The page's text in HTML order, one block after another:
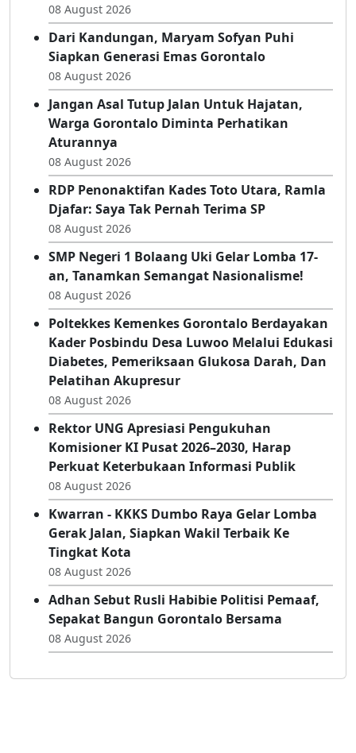
08 August 2026
Dari Kandungan, Maryam Sofyan Puhi
Siapkan Generasi Emas Gorontalo
08 August 2026
Jangan Asal Tutup Jalan Untuk Hajatan,
Warga Gorontalo Diminta Perhatikan
Aturannya
08 August 2026
RDP Penonaktifan Kades Toto Utara, Ramla
Djafar: Saya Tak Pernah Terima SP
08 August 2026
SMP Negeri 1 Bolaang Uki Gelar Lomba 17-
an, Tanamkan Semangat Nasionalisme!
08 August 2026
Poltekkes Kemenkes Gorontalo Berdayakan
Kader Posbindu Desa Luwoo Melalui Edukasi
Diabetes, Pemeriksaan Glukosa Darah, Dan
Pelatihan Akupresur
08 August 2026
Rektor UNG Apresiasi Pengukuhan
Komisioner KI Pusat 2026–2030, Harap
Perkuat Keterbukaan Informasi Publik
08 August 2026
Kwarran - KKKS Dumbo Raya Gelar Lomba
Gerak Jalan, Siapkan Wakil Terbaik Ke
Tingkat Kota
08 August 2026
Adhan Sebut Rusli Habibie Politisi Pemaaf,
Sepakat Bangun Gorontalo Bersama
08 August 2026